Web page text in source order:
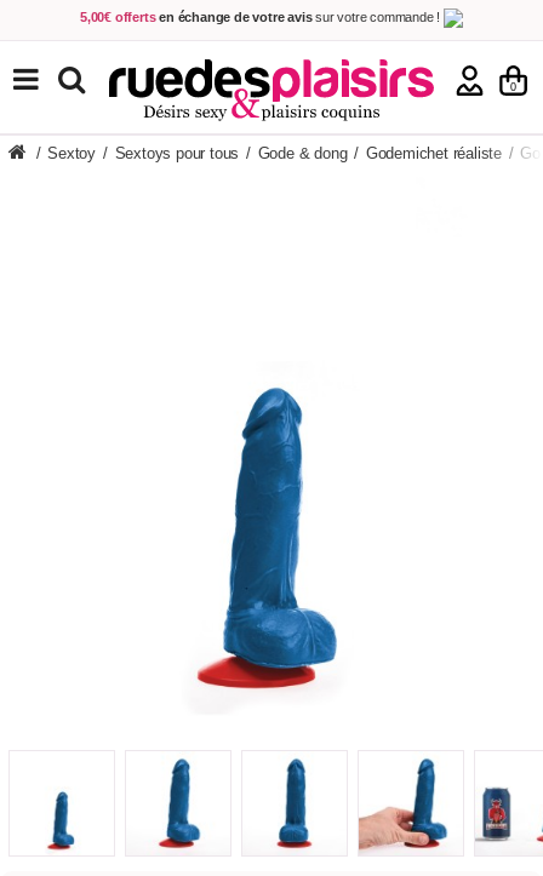
5,00€ offerts en échange de votre avissur votre commande !
Achetez aujourd'hui. Décidez quand payer !
Livraison en 48h
au prix de 2,90 € ! (Offerte dès 69,00€ d'achat)
0
TOUS NOS PRODUITS
/ Sextoy / Sextoys pour tous / Gode & dong / Godemichet réaliste /